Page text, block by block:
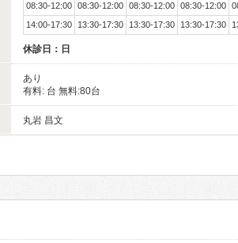
08:30-12:00 08:30-12:00 08:30-12:00 08:30-12:00
14:00-17:30
13:30-17:30 13:30-17:30 13:30-17:30
休診日：日
あり
有料: 台 無料:80台
丸岩 昌文